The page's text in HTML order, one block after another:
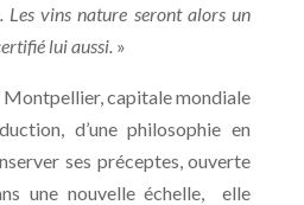
Les vins nature seront alors un
lui aussi. »
Montpellier, capitale mondiale
d’une philosophie en
ses préceptes, ouverte
une nouvelle échelle, elle